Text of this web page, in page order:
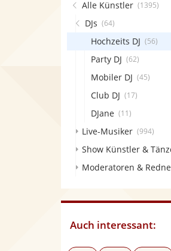
Alle Künstler (1395)
DJs (64)
Hochzeits DJ (56)
Party DJ (62)
Mobiler DJ (45)
Club DJ (17)
DJane (11)
Live-Musiker (994)
Show Künstler &
Moderatoren &
Auch interessant: